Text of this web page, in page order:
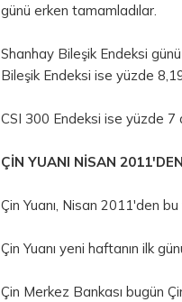
günü erken tamamladılar.
Shanhay Bileşik Endeksi
Bileşik Endeksi ise yüzde
CSI 300 Endeksi ise yüzde 7
ÇİN YUANI NİSAN
Çin Yuanı, Nisan 2011'den
Çin Yuanı yeni haftanın ilk
Çin Merkez Bankası bugün